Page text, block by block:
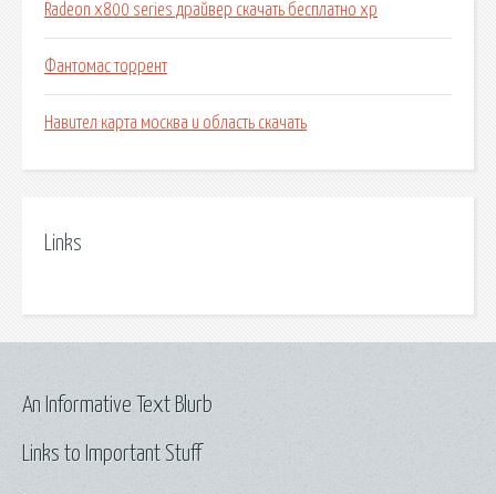
Radeon x800 series драйвер скачать бесплатно xp
Фантомас торрент
Навител карта москва и область скачать
Links
Links to Important Stuff
An Informative Text Blurb